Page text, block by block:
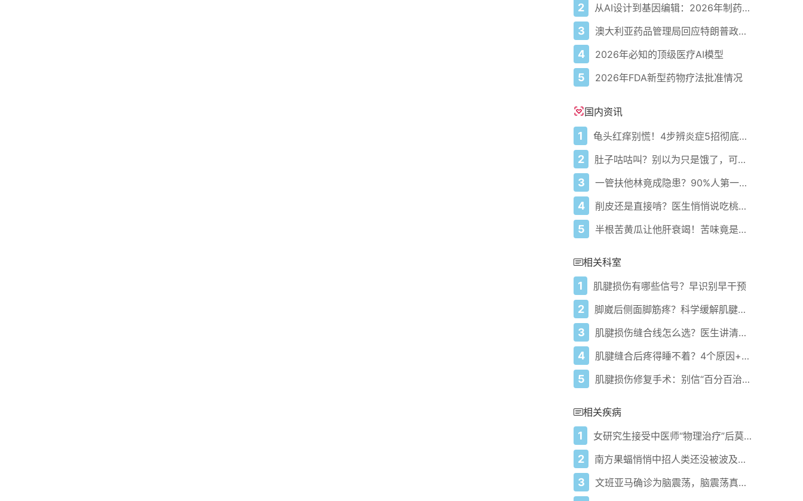
2 从AI设计到基因编辑：2026年制药领域重大突破
3 澳大利亚药品管理局回应特朗普政府准备宣布自闭症重磅消息
4 2026年必知的顶级医疗AI模型
5 2026年FDA新型药物疗法批准情况
国内资讯
1 龟头红痒别慌！4步辨炎症5招彻底防复发
2 肚子咕咕叫？别以为只是饿了，可能是身体在求救！
3 一管扶他林竟成隐患？90%人第一步就错了！
4 削皮还是直接啃？医生悄悄说吃桃的南北真相藏在这3个关键点
5 半根苦黄瓜让他肝衰竭！苦味竟是死亡倒计时？
相关科室
1 肌腱损伤有哪些信号？早识别早干预
2 脚崴后侧面脚筋疼？科学缓解肌腱损伤避免慢性痛
3 肌腱损伤缝合线怎么选？医生讲清关键原则
4 肌腱缝合后疼得睡不着？4个原因+科学缓解法帮你少遭罪
5 肌腱损伤修复手术：别信“百分百治愈”承诺
相关疾病
1 女研究生接受中医师“物理治疗”后莫名怀孕
2 南方果蝠悄悄中招人类还没被波及我们该慌吗
3 文班亚马确诊为脑震荡，脑震荡真会要命吗？